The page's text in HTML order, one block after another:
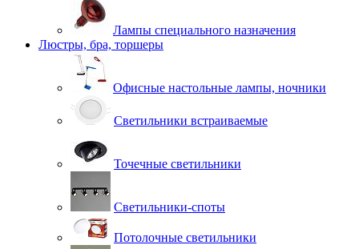
Лампы специального назначения
Люстры, бра, торшеры
Офисные настольные лампы, ночники
Светильники встраиваемые
Точечные светильники
Светильники-споты
Потолочные светильники